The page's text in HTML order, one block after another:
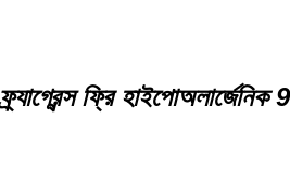
ফ্রি হাইপোঅলার্জেনিক